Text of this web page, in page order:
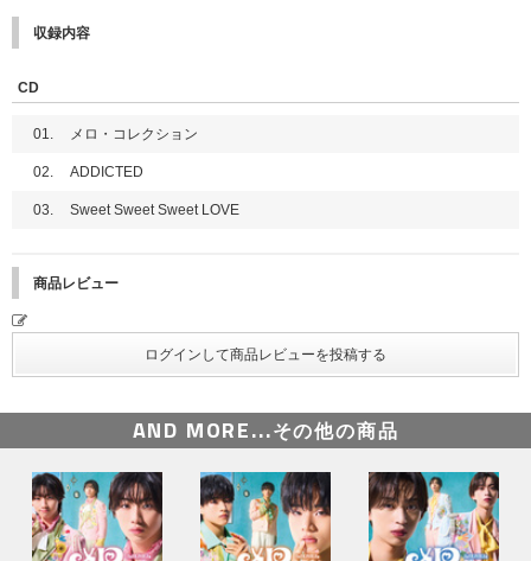
収録内容
CD
01. メロ・コレクション
02. ADDICTED
03. Sweet Sweet Sweet LOVE
商品レビュー
AND MORE...その他の商品